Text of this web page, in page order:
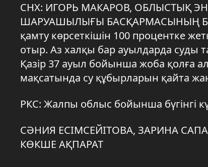
СНХ: ИГОРЬ МАКАРОВ, ОБЛЫСТЫҚ
ШАРУАШЫЛЫҒЫ БАСҚАРМАСЫНЫҢ
қамту көрсеткішін 100 процентке
отыр. Аз халқы бар ауылдарда суды
Қазір 37 ауыл бойынша жоба қолға
мақсатында су құбырларын қайта
РКС: Жалпы облыс бойынша бүгінгі
СӘНИЯ ЕСІМСЕЙІТОВА, ЗАРИНА
КӨКШЕ АҚПАРАТ